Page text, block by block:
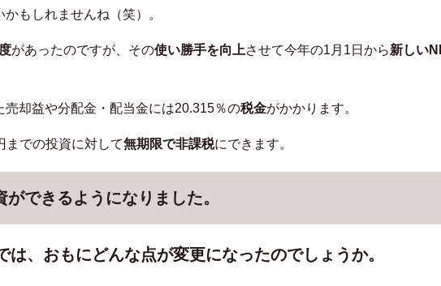
もしれませんね（笑）。
があったのですが、その使い勝手を向上させて今年の1月1日から新しい
却益や分配金・配当金には20.315％の税金がかかります。
までの投資に対して無期限で非課税にできます。
できるようになりました。
、おもにどんな点が変更になったのでしょうか。